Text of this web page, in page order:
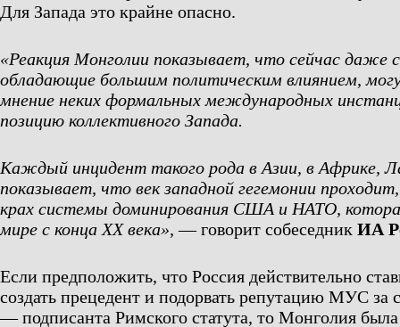
Для Запада это крайне опасно.
«Реакция Монголии показывает, что сейчас даже
обладающие большим политическим влиянием,
мнение неких формальных международных
позицию коллективного Запада.
Каждый инцидент такого рода в Азии, в Африке,
показывает, что век западной гегемонии
крах системы доминирования США и НАТО,
мире с конца XX века», — говорит собеседник ИА
Если предположить, что Россия действительно
создать прецедент и подорвать репутацию МУС за
— подписанта Римского статута, то Монголия